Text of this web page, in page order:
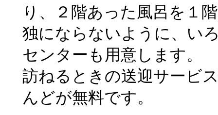
り、２階あった風呂を１
独にならないように、い
センターも用意します。
訪ねるときの送迎サービ
んどが無料です。